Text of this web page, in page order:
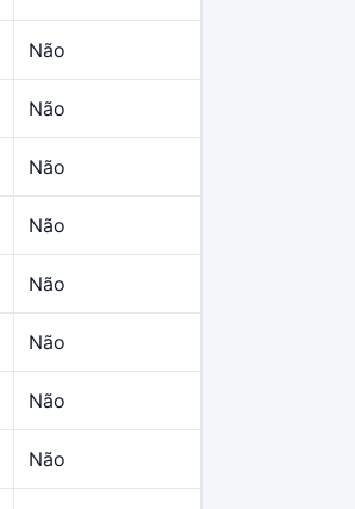
Não
Não
Não
Não
Não
Não
Não
Não